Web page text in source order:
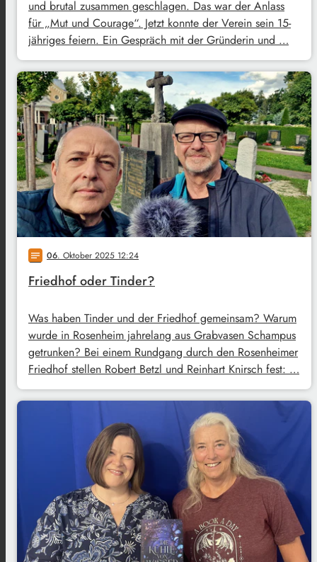
und brutal zusammen geschlagen. Das war der Anlass
für „Mut und Courage“. Jetzt konnte der Verein sein 15-
jähriges feiern. Ein Gespräch mit der Gründerin und …
notes 06. Oktober 2025 12:24
Friedhof oder Tinder?
Was haben Tinder und der Friedhof gemeinsam? Warum
wurde in Rosenheim jahrelang aus Grabvasen Schampus
getrunken? Bei einem Rundgang durch den Rosenheimer
Friedhof stellen Robert Betzl und Reinhart Knirsch fest: …